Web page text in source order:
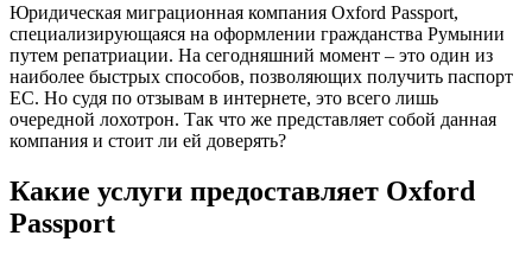
Юридическая миграционная компания Oxford Passport,
специализирующаяся на оформлении гражданства Румынии
путем репатриации. На сегодняшний момент – это один из
наиболее быстрых способов, позволяющих получить паспорт
ЕС. Но судя по отзывам в интернете, это всего лишь
очередной лохотрон. Так что же представляет собой данная
компания и стоит ли ей доверять?
Какие услуги предоставляет Oxford
Passport